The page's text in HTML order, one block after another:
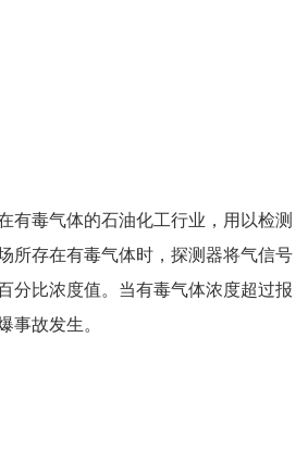
有毒气体的石油化工行业，用以检测
所存在有毒气体时，探测器将气信号
分比浓度值。当有毒气体浓度超过报
故发生。